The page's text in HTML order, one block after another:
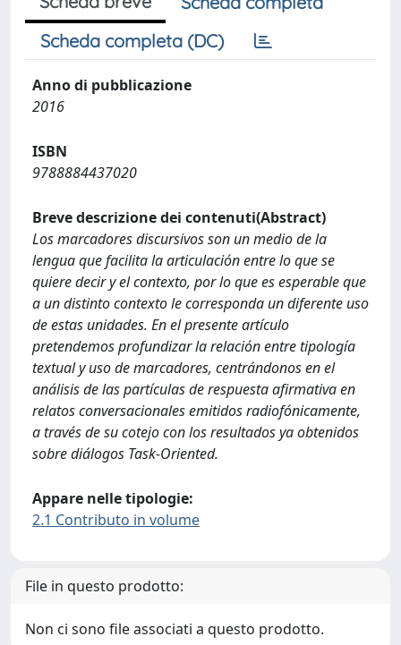
Scheda completa (DC)
Anno di pubblicazione
2016
ISBN
9788884437020
Breve descrizione dei contenuti(Abstract)
Los marcadores discursivos son un medio de la
lengua que facilita la articulación entre lo que se
quiere decir y el contexto, por lo que es esperable que
a un distinto contexto le corresponda un diferente uso
de estas unidades. En el presente artículo
pretendemos profundizar la relación entre tipología
textual y uso de marcadores, centrándonos en el
análisis de las partículas de respuesta afirmativa en
relatos conversacionales emitidos radiofónicamente,
a través de su cotejo con los resultados ya obtenidos
sobre diálogos Task-Oriented.
Appare nelle tipologie:
2.1 Contributo in volume
File in questo prodotto:
Non ci sono file associati a questo prodotto.